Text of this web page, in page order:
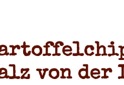
von der